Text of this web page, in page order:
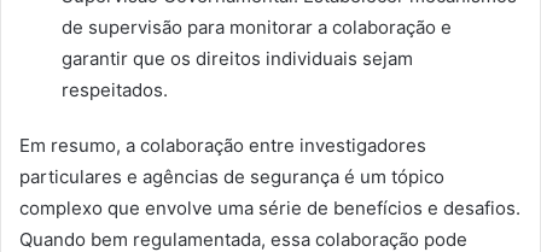
de supervisão para monitorar a colaboração e
garantir que os direitos individuais sejam
respeitados.
Em resumo, a colaboração entre investigadores
particulares e agências de segurança é um tópico
complexo que envolve uma série de benefícios e desafios.
Quando bem regulamentada, essa colaboração pode